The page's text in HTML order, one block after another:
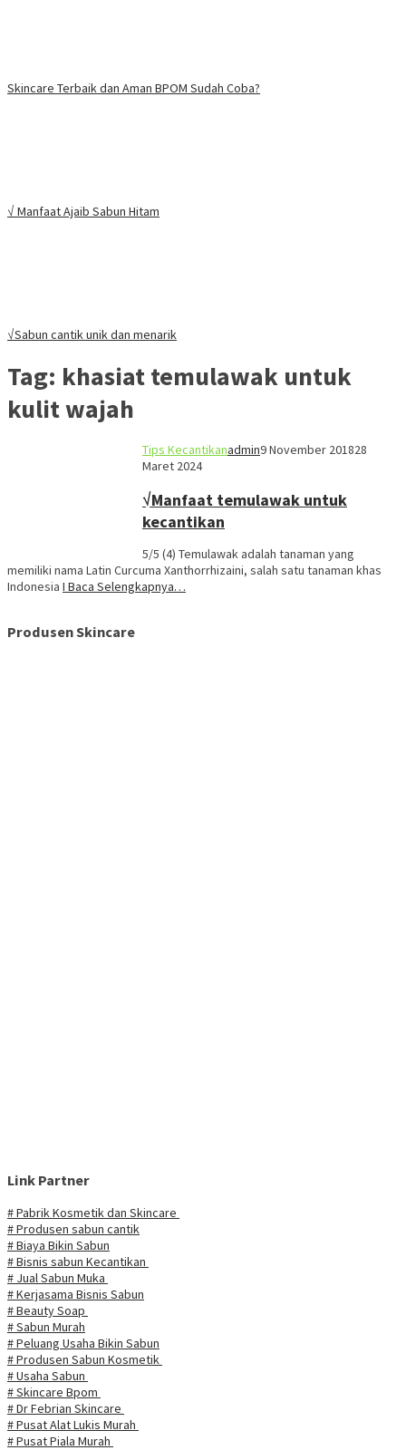
Skincare Terbaik dan Aman BPOM Sudah Coba?
√ Manfaat Ajaib Sabun Hitam
√Sabun cantik unik dan menarik
Tag: khasiat temulawak untuk
kulit wajah
Tips Kecantikanadmin9 November 201828
Maret 2024
√Manfaat temulawak untuk
kecantikan
5/5 (4) Temulawak adalah tanaman yang
memiliki nama Latin Curcuma Xanthorrhizaini, salah satu tanaman khas
Indonesia I Baca Selengkapnya…
Produsen Skincare
Link Partner
# Pabrik Kosmetik dan Skincare
# Produsen sabun cantik
# Biaya Bikin Sabun
# Bisnis sabun Kecantikan
# Jual Sabun Muka
# Kerjasama Bisnis Sabun
# Beauty Soap
# Sabun Murah
# Peluang Usaha Bikin Sabun
# Produsen Sabun Kosmetik
# Usaha Sabun
# Skincare Bpom
# Dr Febrian Skincare
# Pusat Alat Lukis Murah
# Pusat Piala Murah